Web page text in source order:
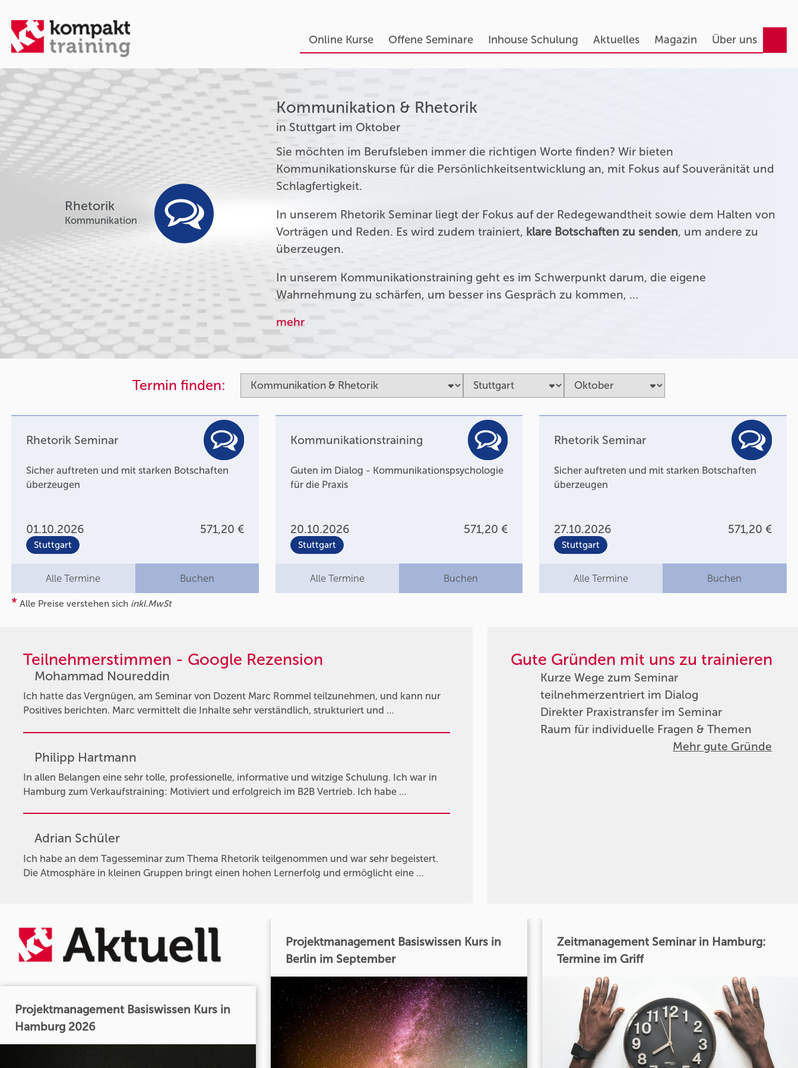
Online Kurse Offene Seminare Inhouse Schulung Aktuelles Magazin Über uns
Rhetorik
Kommunikation
Kommunikation & Rhetorik
in Stuttgart im Oktober
Sie möchten im Berufsleben immer die richtigen Worte finden? Wir bieten
Kommunikationskurse für die Persönlichkeitsentwicklung an, mit Fokus auf Souveränität und
Schlagfertigkeit.
In unserem Rhetorik Seminar liegt der Fokus auf der Redegewandtheit sowie dem Halten von
Vorträgen und Reden. Es wird zudem trainiert, klare Botschaften zu senden, um andere zu
überzeugen.
In unserem Kommunikationstraining geht es im Schwerpunkt darum, die eigene
Wahrnehmung zu schärfen, um besser ins Gespräch zu kommen, …
mehr
Termin finden:
Rhetorik Seminar
Sicher auftreten und mit starken Botschaften
überzeugen
01.10.2026 571,20 €
Stuttgart
Alle Termine Buchen
Kommunikationstraining
Guten im Dialog - Kommunikationspsychologie
für die Praxis
20.10.2026 571,20 €
Stuttgart
Alle Termine Buchen
Rhetorik Seminar
Sicher auftreten und mit starken Botschaften
überzeugen
27.10.2026 571,20 €
Stuttgart
Alle Termine Buchen
* Alle Preise verstehen sich inkl.MwSt
Teilnehmerstimmen - Google Rezension
Mohammad Noureddin
Ich hatte das Vergnügen, am Seminar von Dozent Marc Rommel teilzunehmen, und kann nur
Positives berichten. Marc vermittelt die Inhalte sehr verständlich, strukturiert und …
Philipp Hartmann
In allen Belangen eine sehr tolle, professionelle, informative und witzige Schulung. Ich war in
Hamburg zum Verkaufstraining: Motiviert und erfolgreich im B2B Vertrieb. Ich habe …
Adrian Schüler
Ich habe an dem Tagesseminar zum Thema Rhetorik teilgenommen und war sehr begeistert.
Die Atmosphäre in kleinen Gruppen bringt einen hohen Lernerfolg und ermöglicht eine …
Gute Gründen mit uns zu trainieren
Kurze Wege zum Seminar
teilnehmerzentriert im Dialog
Direkter Praxistransfer im Seminar
Raum für individuelle Fragen & Themen
Mehr gute Gründe
Projektmanagement Basiswissen Kurs in
Hamburg 2026
Projektmanagement Basiswissen Kurs in
Berlin im September
Zeitmanagement Seminar in Hamburg:
Termine im Griff